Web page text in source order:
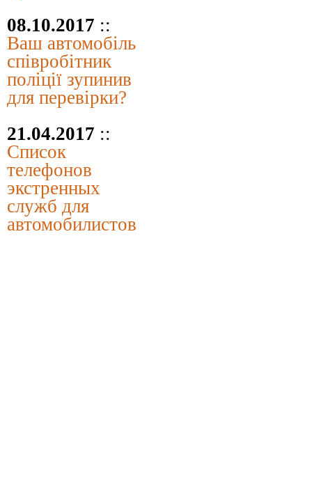
08.10.2017 ::
Ваш автомобіль
співробітник
поліції зупинив
для перевірки?
21.04.2017 ::
Список
телефонов
экстренных
служб для
автомобилистов